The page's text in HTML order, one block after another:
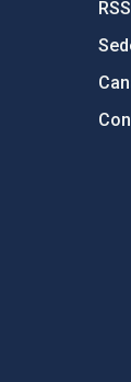
RSS